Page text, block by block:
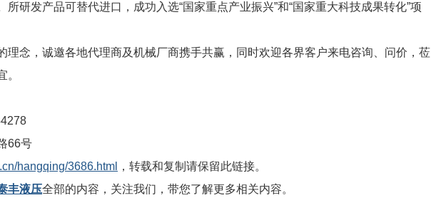
研发产品可替代进口，成功入选“国家重点产业振兴”和“国家重大科技成果转化”项
理念，诚邀各地代理商及机械厂商携手共赢，同时欢迎各界客户来电咨询、问价，莅
。
66号
hangqing/3686.html
，转载和复制请保留此链接。
丰液压全部的内容，关注我们，带您了解更多相关内容。